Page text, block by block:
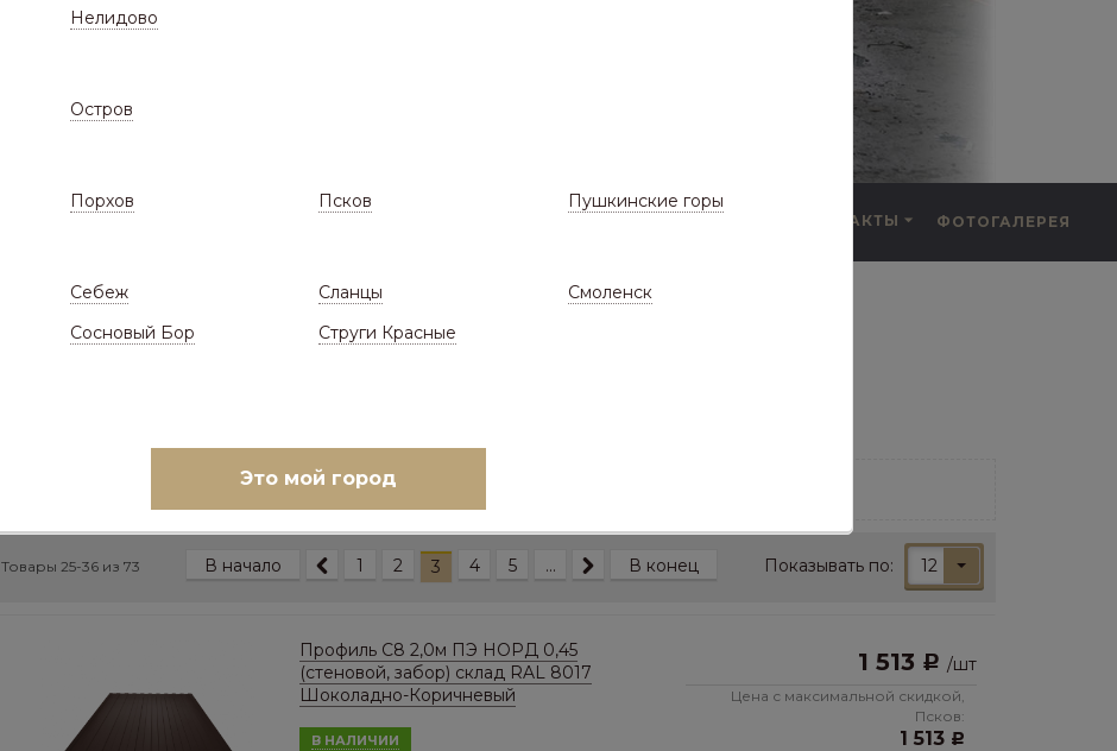
КОНТАКТЫ ФОТОГАЛЕРЕЯ
Фасады Профнастил и комплектующие Профнастил Склад
Наличию и цене Цене
Показывать по: 12
Товары 25-36 из 73 В начало 1 2 3 4 5 ... В конец
Профиль С8 2,0м ПЭ НОРД 0,45
(стеновой, забор) склад RAL 8017
Шоколадно-Коричневый
В НАЛИЧИИ
1 513 Р /шт
Цена с максимальной скидкой,
Псков:
1 513 Р
Нелидово
Остров
Порхов Псков Пушкинские горы
Себеж Сланцы
Смоленск
Сосновый Бор Струги Красные
Это мой город